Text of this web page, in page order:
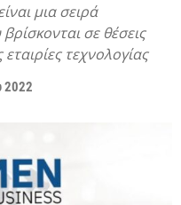
μια σειρά
σε θέσεις
τεχνολογίας
2022